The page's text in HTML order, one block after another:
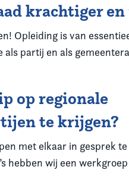
krachtiger
Opleiding is van
partij en als
op regionale
te krijgen?
met elkaar in gesprek
hebben wij een